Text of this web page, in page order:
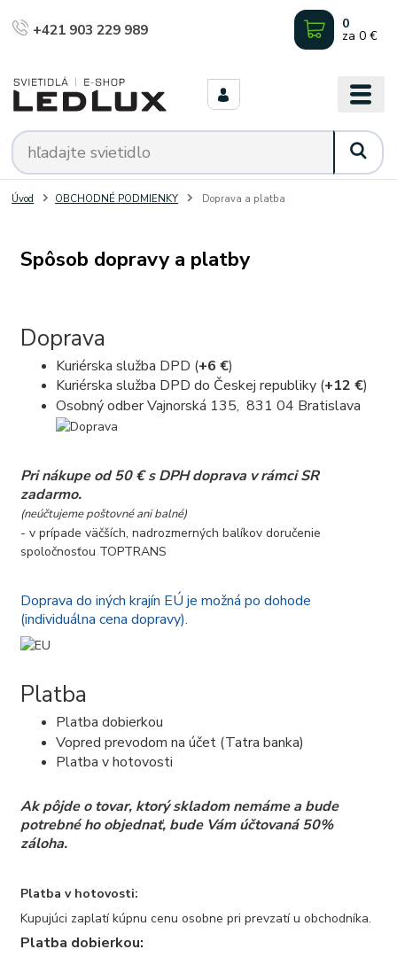
+421 903 229 989 0
za 0 €
Úvod OBCHODNÉ PODMIENKY Doprava a platba
Spôsob dopravy a platby
Doprava
Kuriérska služba DPD (+6 €)
Kuriérska služba DPD do Českej republiky (+12 €)
Osobný odber Vajnorská 135, 831 04 Bratislava
Pri nákupe od 50 € s DPH doprava v rámci SR
zadarmo.
(neúčtujeme poštovné ani balné)
- v prípade väčších, nadrozmerných balíkov doručenie
spoločnosťou TOPTRANS
Doprava do iných krajín EÚ je možná po dohode
(individuálna cena dopravy).
Platba
Platba dobierkou
Vopred prevodom na účet (Tatra banka)
Platba v hotovosti
Ak pôjde o tovar, ktorý skladom nemáme a bude
potrebné ho objednať, bude Vám účtovaná 50%
záloha.
Platba v hotovosti:
Kupujúci zaplatí kúpnu cenu osobne pri prevzatí u obchodníka.
Platba dobierkou: